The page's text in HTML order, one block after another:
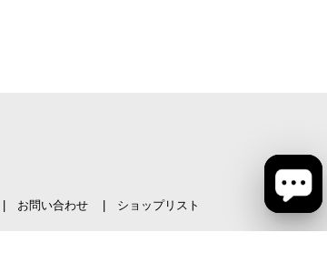
お問い合わせ ショップリスト